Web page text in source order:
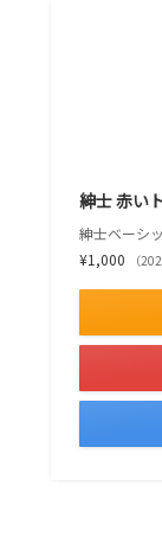
紳士 赤い
紳士ベーシ
¥1,000
（